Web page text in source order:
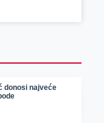
donosi najveće